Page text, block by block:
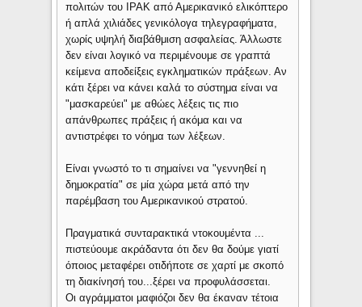
πολιτών του ΙΡΑΚ από Αμερικανικό ελικόπτερο
ή απλά χιλιάδες γενικόλογα τηλεγραφήματα,
χωρίς υψηλή διαβάθμιση ασφαλείας. Άλλωστε
δεν είναι λογικό να περιμένουμε σε γραπτά
κείμενα αποδείξεις εγκληματικών πράξεων. Αν
κάτι ξέρει να κάνει καλά το σύστημα είναι να
"μασκαρεύει" με αθώες λέξεις τις πιο
απάνθρωπες πράξεις ή ακόμα και να
αντιστρέφει το νόημα των λέξεων.
Είναι γνωστό το τι σημαίνει να "γεννηθεί η
δημοκρατία" σε μία χώρα μετά από την
παρέμβαση του Αμερικανικού στρατού.
Πραγματικά συνταρακτικά ντοκουμέντα ...
πιστεύουμε ακράδαντα ότι δεν θα δούμε γιατί
όποιος μεταφέρει οτιδήποτε σε χαρτί με σκοπό
τη διακίνησή του...ξέρει να προφυλάσσεται.
Οι αγράμματοι μαφιόζοι δεν θα έκαναν τέτοια